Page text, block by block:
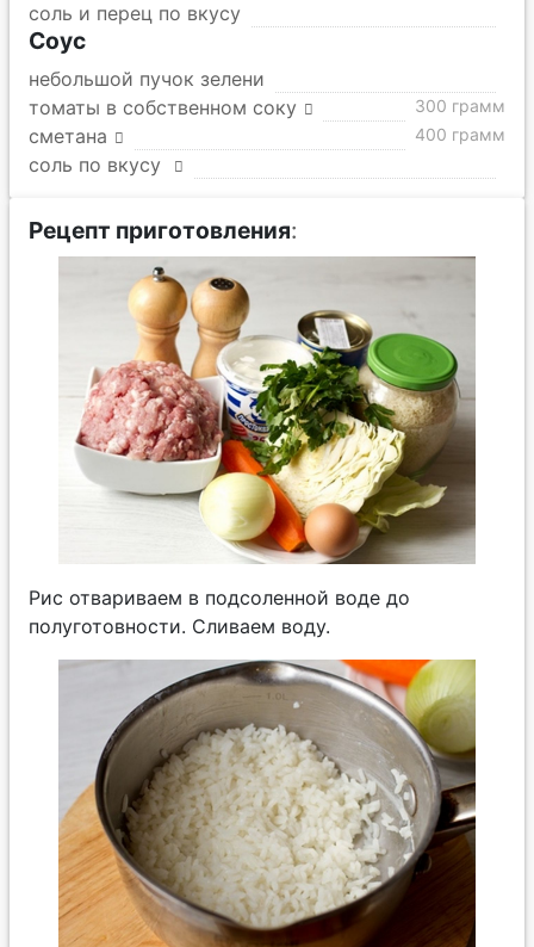
соль и перец по вкусу
Соус
небольшой пучок зелени
томаты в собственном соку
300 грамм
сметана 400 грамм
соль по вкусу
Рецепт приготовления:
Рис отвариваем в подсоленной воде до
полуготовности. Сливаем воду.